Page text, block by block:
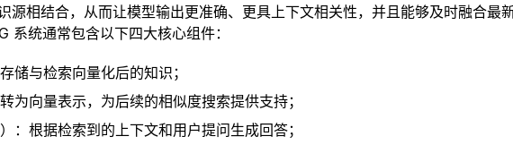
源相结合，从而让模型输出更准确、更具上下文相关性，并且能够及时融合最
系统通常包含以下四大核心组件：
储与检索向量化后的知识；
为向量表示，为后续的相似度搜索提供支持；
：根据检索到的上下文和用户提问生成回答；